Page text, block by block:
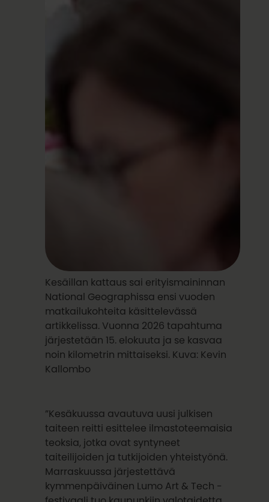
Kesäillan kattaus sai erityismaininnan
National Geographissa ensi vuoden
matkailukohteita käsittelevässä
artikkelissa. Vuonna 2026 tapahtuma
järjestetään 15. elokuuta ja se kasvaa
noin kilometrin mittaiseksi. Kuva: Kevin
Kallombo
”Kesäkuussa avautuva uusi julkisen
taiteen reitti esittelee ilmastoteemaisia
teoksia, jotka ovat syntyneet
taiteilijoiden ja tutkijoiden yhteistyönä.
Marraskuussa järjestettävä
kymmenpäiväinen Lumo Art & Tech -